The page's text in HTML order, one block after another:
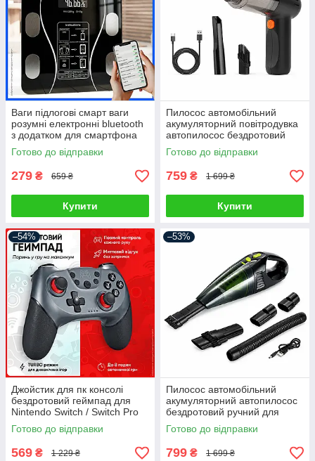
Ваги підлогові смарт ваги
розумні електронні bluetooth
з додатком для смартфона
для дому
Готово до відправки
279 ₴ 659 ₴
Купити
Пилосос автомобільний
акумуляторний повітродувка
автопилосос бездротовий
портативний ручний для
сухого прибирання міні
автопилосос
Готово до відправки
759 ₴ 1 699 ₴
Купити
–54%
Джойстик для пк консолі
бездротовий геймпад для
Nintendo Switch / Switch Pro
Android Windows PC
контролер ігровий джойстік
Готово до відправки
569 ₴ 1 229 ₴
–53%
Пилосос автомобільний
акумуляторний автопилосос
бездротовий ручний для
сухого та вологого
прибирання міні
автопилососи для салону
Готово до відправки
799 ₴ 1 699 ₴